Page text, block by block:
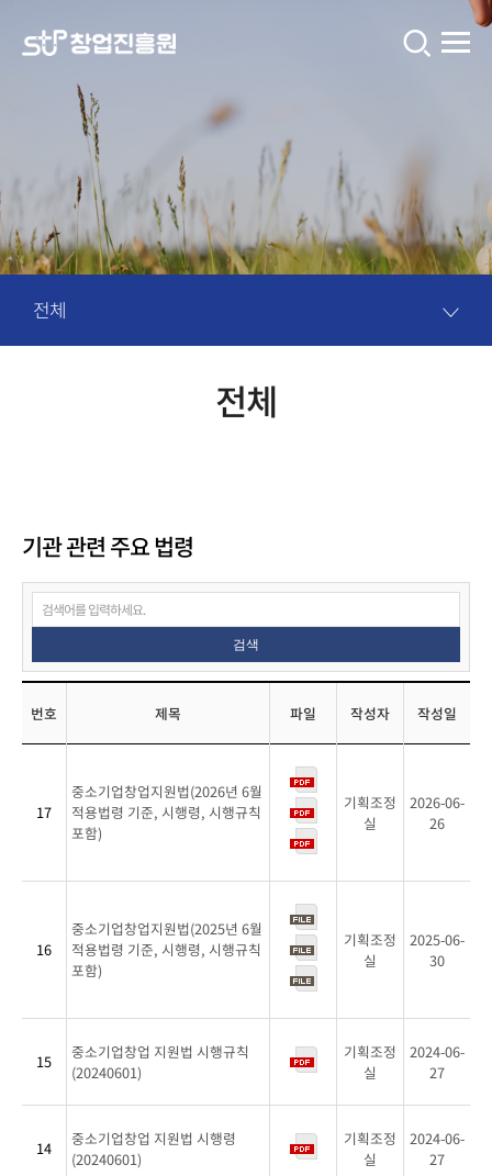
콘
텐
츠
전체
전체
기관 관련 주요 법령
검색
요
호,
목,
번호 제목 파일 작성자 작성일
17
중소기업창업지원법(2026년 6월
적용법령 기준, 시행령, 시행규칙
포함)
기획조정
실
2026-06-
26
16
중소기업창업지원법(2025년 6월
적용법령 기준, 시행령, 시행규칙
포함)
기획조정
실
2025-06-
30
15
중소기업창업 지원법 시행규칙
(20240601)
기획조정
실
2024-06-
27
14
중소기업창업 지원법 시행령
(20240601)
기획조정
실
2024-06-
27